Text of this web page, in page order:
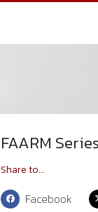
FAARM
Share to...
Facebook